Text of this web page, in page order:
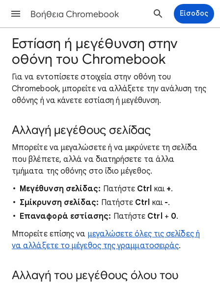
Βοήθεια Chromebook Είσοδος
Εστίαση ή μεγέθυνση στην
οθόνη του Chromebook
Για να εντοπίσετε στοιχεία στην οθόνη του
Chromebook, μπορείτε να αλλάξετε την ανάλυση της
οθόνης ή να κάνετε εστίαση ή μεγέθυνση.
Αλλαγή μεγέθους σελίδας
Μπορείτε να μεγαλώσετε ή να μικρύνετε τη σελίδα
που βλέπετε, αλλά να διατηρήσετε τα άλλα
τμήματα της οθόνης στο ίδιο μέγεθος.
Μεγέθυνση σελίδας: Πατήστε Ctrl και +.
Σμίκρυνση σελίδας: Πατήστε Ctrl και -.
Επαναφορά εστίασης: Πατήστε Ctrl + 0.
Μπορείτε επίσης να μεγαλώσετε όλες τις σελίδες ή
να αλλάξετε το μέγεθος της γραμματοσειράς.
Αλλαγή του μεγέθους όλου του